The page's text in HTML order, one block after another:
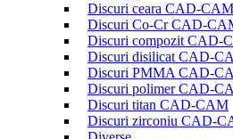
Discuri ceara CAD-CAM
Discuri Co-Cr CAD-
Discuri compozit CAD-
Discuri disilicat CAD-
Discuri PMMA CAD-
Discuri polimer CAD-
Discuri titan CAD-CAM
Discuri zirconiu CAD-